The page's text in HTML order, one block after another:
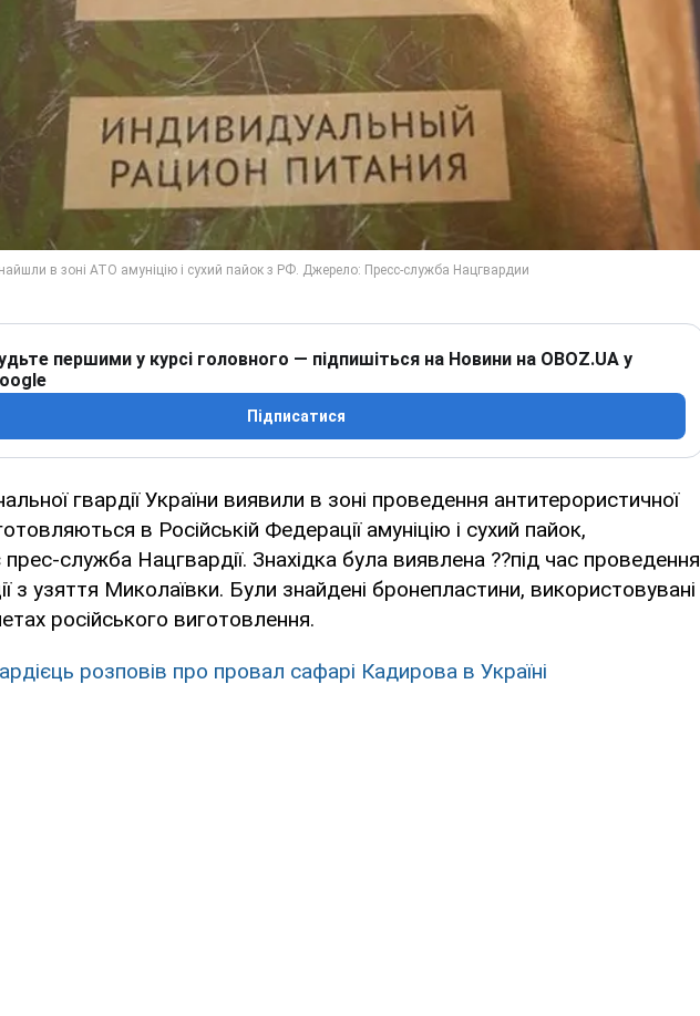
першими у курсі головного — підпишіться на Новини на OBOZ.UA у
Підписатися
гвардії України виявили в зоні проведення антитерористичної
в Російській Федерації амуніцію і сухий пайок,
служба Нацгвардії. Знахідка була виявлена ??під час проведення
з узяття Миколаївки. Були знайдені бронепластини, використовувані
російського виготовлення.
розповів про провал сафарі Кадирова в Україні